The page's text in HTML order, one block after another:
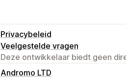
Privacybeleid
Veelgestelde vragen
Deze ontwikkelaar biedt geen
Andromo LTD